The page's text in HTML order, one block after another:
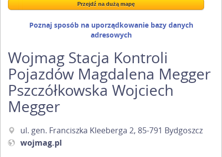
Wstaw tę mapkę na swoją stronę
Przejdź na dużą mapę
Przejdź na dużą mapę
Poznaj sposób na uporządkowanie bazy danych
adresowych
Wojmag Stacja Kontroli
Pojazdów Magdalena Megger
Pszczółkowska Wojciech
Megger
ul. gen. Franciszka Kleeberga 2, 85-791 Bydgoszcz
wojmag.pl